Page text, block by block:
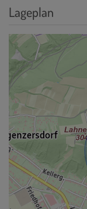
Lageplan